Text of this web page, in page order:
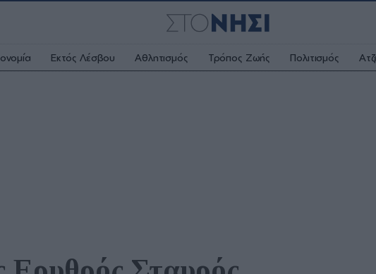
Εκτός Λέσβου Αθλητισμός Τρόπος Ζωής Πολιτισμός